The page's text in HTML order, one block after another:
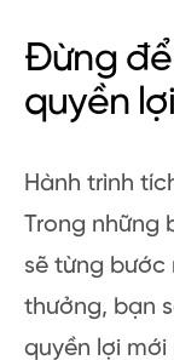
Đừng
quyền
Hành trình
Trong những
sẽ từng bước
thưởng, bạn
quyền lợi mới